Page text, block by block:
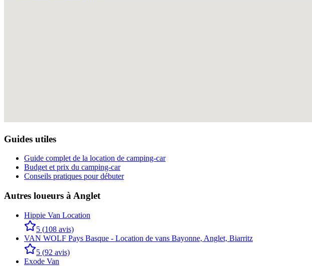
Guides utiles
Guide complet de la location de camping-car
Budget et prix du camping-car
Conseils pratiques pour débuter
Autres loueurs à Anglet
Hippie Van Location
5 (108 avis)
VAN WOLF Pays Basque - Location de vans Bayonne, Anglet, Biarritz
5 (92 avis)
Exode Van